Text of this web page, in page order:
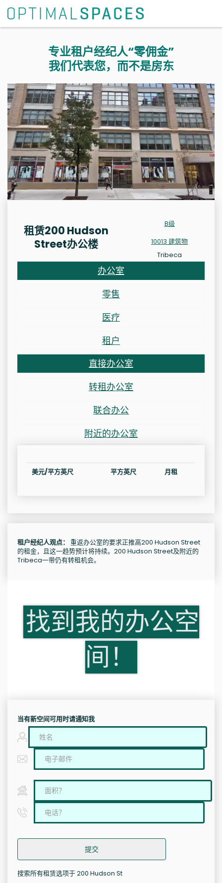
专业租户经纪人“零佣金”
我们代表您，而不是房东
租赁200 Hudson
Street办公楼
B级
10013 建筑物
Tribeca
办公室
零售
医疗
租户
直接办公室
转租办公室
联合办公
附近的办公室
美元/平方英尺 平方英尺 月租
租户经纪人观点： 重返办公室的要求正推高200 Hudson Street
的租金，且这一趋势预计将持续。200 Hudson Street及附近的
Tribeca一带仍有转租机会。
找到我的办公空
间！
当有新空间可用时请通知我
提交
搜索所有租赁选项于 200 Hudson St